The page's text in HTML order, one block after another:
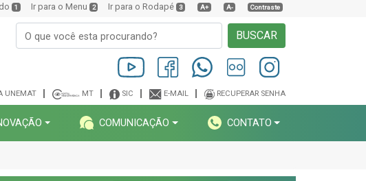
1 Ir para o Menu 2 Ir para o Rodapé 3 A+ A- Contraste
BUSCAR
UNEMAT MT SIC E-MAIL RECUPERAR SENHA
COMUNICAÇÃO CONTATO